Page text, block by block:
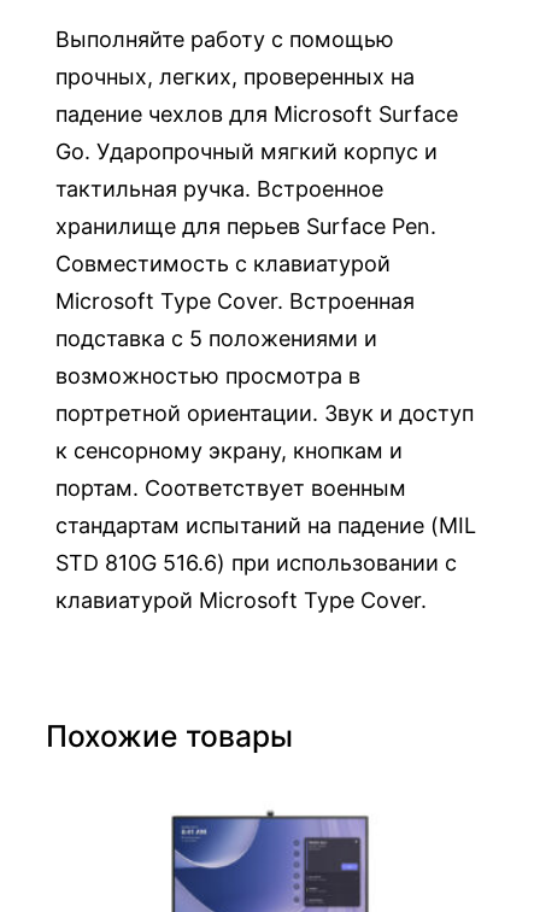
U
A
G
M
e
t
r
o
o
i
s
д
л
r
Выполняйте работу с помощью
прочных, легких, проверенных на
падение чехлов для Microsoft Surface
Go. Ударопрочный мягкий корпус и
тактильная ручка. Встроенное
хранилище для перьев Surface Pen.
Совместимость с клавиатурой
Microsoft Type Cover. Встроенная
подставка с 5 положениями и
возможностью просмотра в
портретной ориентации. Звук и доступ
к сенсорному экрану, кнопкам и
портам. Соответствует военным
стандартам испытаний на падение (MIL
STD 810G 516.6) при использовании с
клавиатурой Microsoft Type Cover.
Похожие товары